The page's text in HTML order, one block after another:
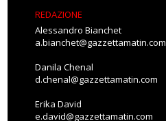
REDAZIONE
Alessandro Bianchet
a.bianchet@gazzettamatin.com
Danila Chenal
d.chenal@gazzettamatin.com
Erika David
e.david@gazzettamatin.com